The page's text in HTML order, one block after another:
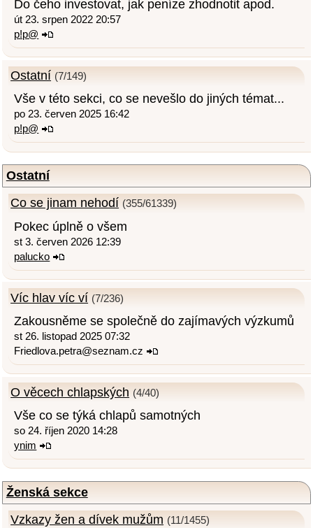
Do čeho investovat, jak peníze zhodnotit apod.
út 23. srpen 2022 20:57
p!p@
Ostatní (7/149)
Vše v této sekci, co se nevešlo do jiných témat...
po 23. červen 2025 16:42
p!p@
Ostatní
Co se jinam nehodí (355/61339)
Pokec úplně o všem
st 3. červen 2026 12:39
palucko
Víc hlav víc ví (7/236)
Zakousněme se společně do zajímavých výzkumů
st 26. listopad 2025 07:32
Friedlova.petra@seznam.cz
O věcech chlapských (4/40)
Vše co se týká chlapů samotných
so 24. říjen 2020 14:28
ynim
Ženská sekce
Vzkazy žen a dívek mužům (11/1455)